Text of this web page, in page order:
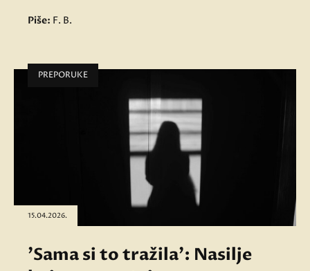
Piše: F. B.
PREPORUKE
15.04.2026.
'Sama si to tražila': Nasilje